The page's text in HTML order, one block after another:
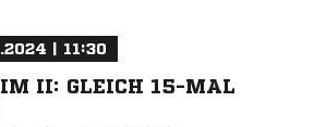
| 11:30
II: GLEICH 15-MAL